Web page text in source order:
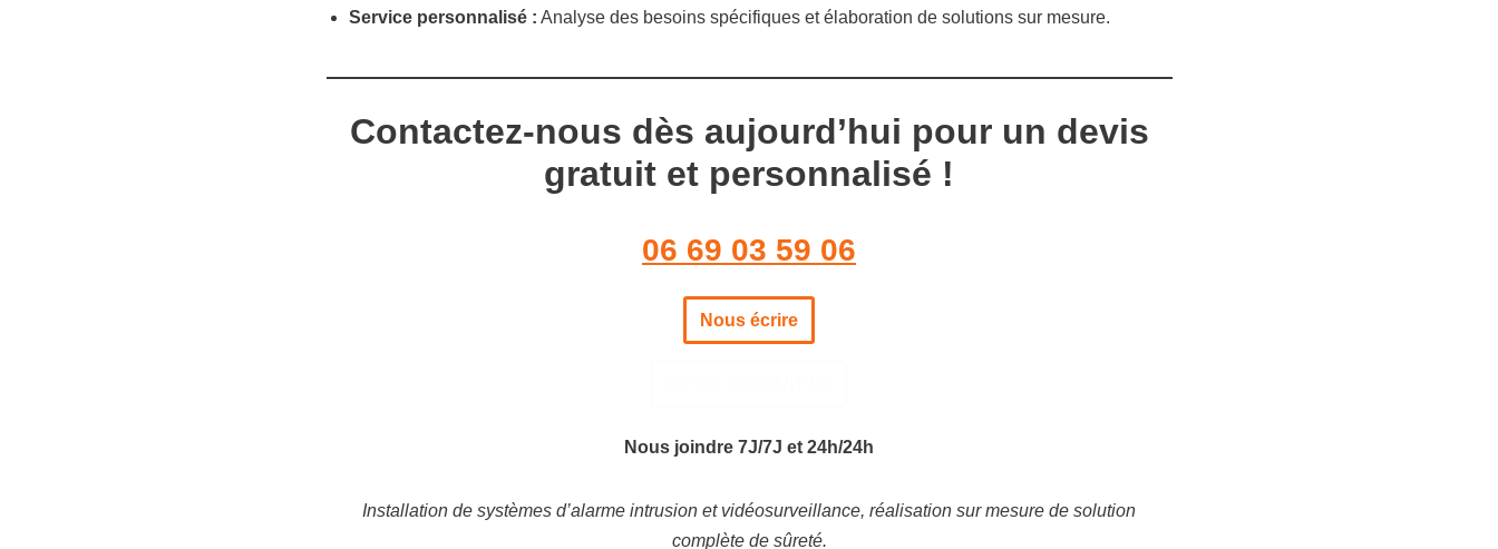
Service personnalisé : Analyse des besoins spécifiques et élaboration de solutions sur mesure.
Contactez-nous dès aujourd’hui pour un devis
gratuit et personnalisé !
06 69 03 59 06
Nous écrire
Nous joindre 7J/7J et 24h/24h
Installation de systèmes d’alarme intrusion et vidéosurveillance, réalisation sur mesure de solution
complète de sûreté.